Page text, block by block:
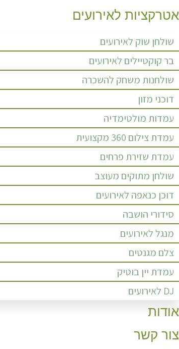
אטרקציות לאירועים
שולחן שוק לאירועים
בר קוקטיילים לאירועים
שולחנות משחק להשכרה
דוכני מזון
עמדות מולטימדיה
עמדת צילום 360 מקצועית
עמדת שזירת פרחים
שולחן מתוקים מעוצב
דוכן כנאפה לאירועים
סידורי הושבה
מנגל לאירועים
צלם מגנטים
עמדת יין בוטיק
DJ לאירועים
אודות
צור קשר